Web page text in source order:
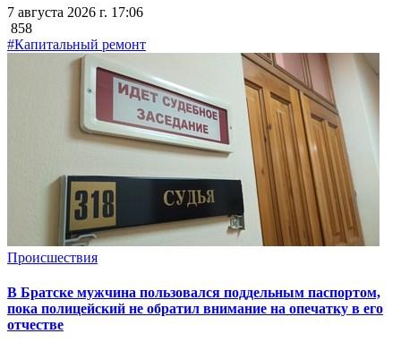
7 августа 2026 г. 17:06
858
#Капитальный ремонт
Происшествия
В Братске мужчина пользовался поддельным паспортом,
пока полицейский не обратил внимание на опечатку в его
отчестве